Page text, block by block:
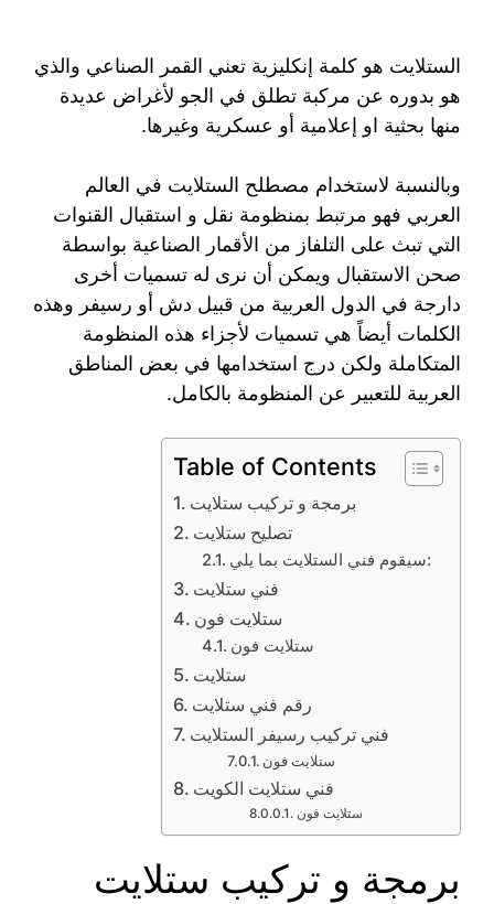
الستلايت هو كلمة إنكليزية تعني القمر الصناعي والذي
هو بدوره عن مركبة تطلق في الجو لأغراض عديدة
منها بحثية او إعلامية أو عسكرية وغيرها.
وبالنسبة لاستخدام مصطلح الستلايت في العالم
العربي فهو مرتبط بمنظومة نقل و استقبال القنوات
التي تبث على التلفاز من الأقمار الصناعية بواسطة
صحن الاستقبال ويمكن أن نرى له تسميات أخرى
دارجة في الدول العربية من قبيل دش أو رسيفر وهذه
الكلمات أيضاً هي تسميات لأجزاء هذه المنظومة
المتكاملة ولكن درج استخدامها في بعض المناطق
العربية للتعبير عن المنظومة بالكامل.
Table of Contents
برمجة و تركيب ستلايت
تصليح ستلايت
سيقوم فني الستلايت بما يلي:
فني ستلايت
ستلايت فون
ستلايت فون
ستلايت
رقم فني ستلايت
فني تركيب رسيفر الستلايت
ستلايت فون
فني ستلايت الكويت
ستلايت فون
برمجة و تركيب ستلايت